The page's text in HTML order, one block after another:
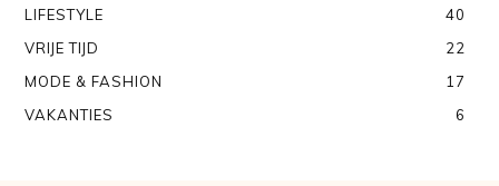
LIFESTYLE
40
VRIJE TIJD
22
MODE & FASHION
17
VAKANTIES
6